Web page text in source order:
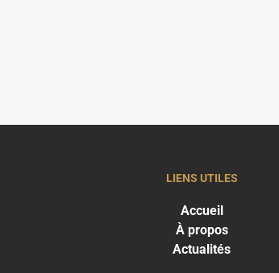
LIENS UTILES
Accueil
À propos
Actualités